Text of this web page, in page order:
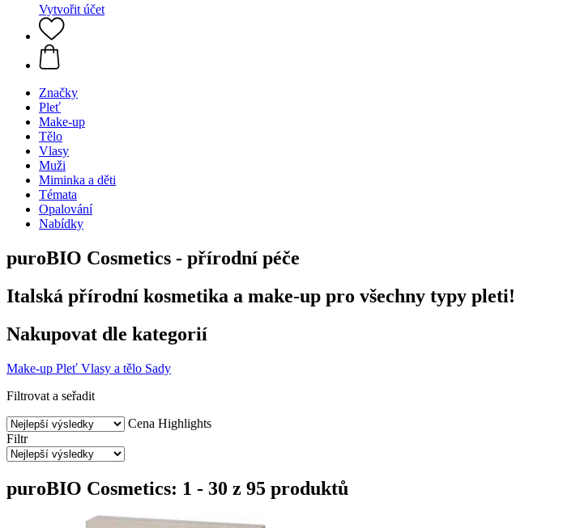
Vytvořit účet
Značky
Pleť
Make-up
Tělo
Vlasy
Muži
Miminka a děti
Témata
Opalování
Nabídky
puroBIO Cosmetics - přírodní péče
Italská přírodní kosmetika a make-up pro všechny typy pleti!
Nakupovat dle kategorií
Make-up Pleť Vlasy a tělo Sady
Filtrovat a seřadit
Cena Highlights
Filtr
puroBIO Cosmetics: 1 - 30 z 95 produktů